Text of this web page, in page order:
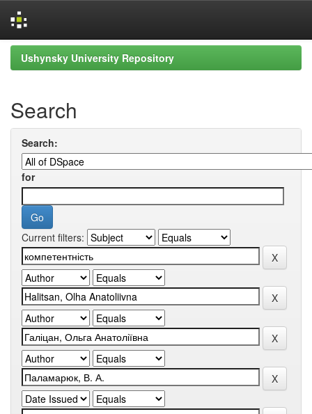
Skip
navigation
Ushynsky University Repository
Search
Search:
for
Current filters: